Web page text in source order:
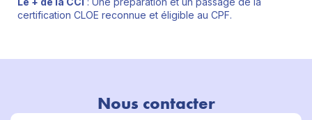
certification CLOE reconnue et éligible au CPF.
Nous contacter